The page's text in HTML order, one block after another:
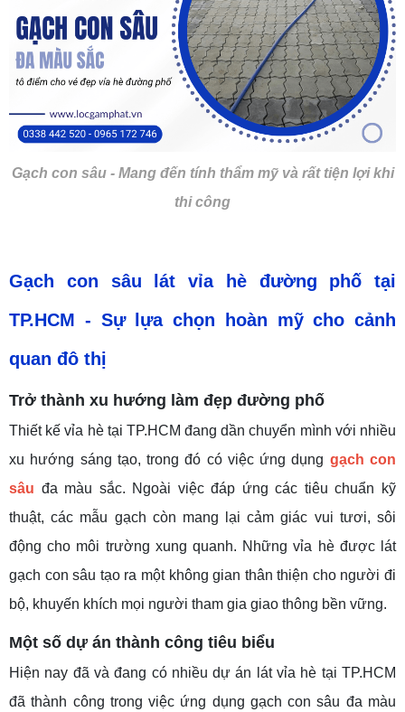
Gạch con sâu - Mang đến tính thẩm mỹ và rất tiện lợi khi
thi công
Gạch con sâu lát vỉa hè đường phố tại
TP.HCM - Sự lựa chọn hoàn mỹ cho cảnh
quan đô thị
Trở thành xu hướng làm đẹp đường phố
Thiết kế vỉa hè tại TP.HCM đang dần chuyển mình với nhiều
xu hướng sáng tạo, trong đó có việc ứng dụng gạch con
sâu đa màu sắc. Ngoài việc đáp ứng các tiêu chuẩn kỹ
thuật, các mẫu gạch còn mang lại cảm giác vui tươi, sôi
động cho môi trường xung quanh. Những vỉa hè được lát
gạch con sâu tạo ra một không gian thân thiện cho người đi
bộ, khuyến khích mọi người tham gia giao thông bền vững.
Một số dự án thành công tiêu biểu
Hiện nay đã và đang có nhiều dự án lát vỉa hè tại TP.HCM
đã thành công trong việc ứng dụng gạch con sâu đa màu